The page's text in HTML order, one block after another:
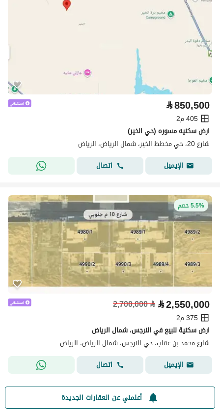
⃁850,500
405 م2
ارض سكنيه مسوره (حي الخير)
شارع 20، حي مخطط الخير، شمال الرياض، الرياض
الإيميل
اتصال
5.5% خصم
⃁2,550,000
⃁
2,700,000
375 م2
ارض سكنية للبيع في النرجس، شمال الرياض
شارع محمد بن عقاب، حي النرجس، شمال الرياض، الرياض
الإيميل
اتصال
أعلمني عن العقارات الجديدة